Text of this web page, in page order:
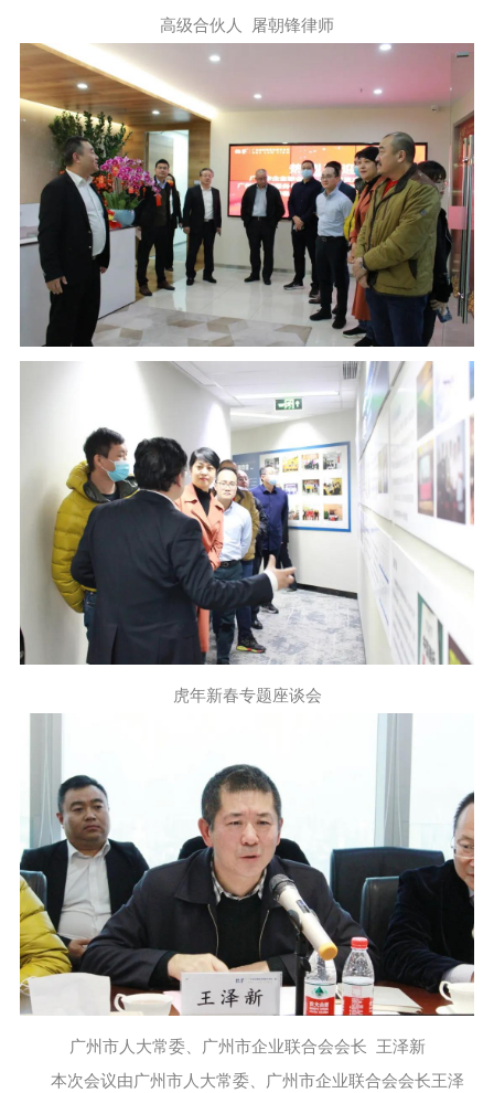
高级合伙人 屠朝锋律师
虎年新春专题座谈会
广州市人大常委、广州市企业联合会会长 王泽新
本次会议由广州市人大常委、广州市企业联合会会长王泽